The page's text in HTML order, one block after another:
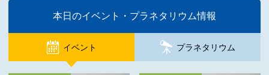
本日のイベント・プラネタリウム情報
イベント プラネタリウム